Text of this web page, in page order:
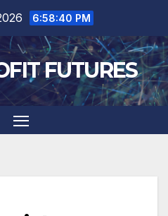
6:58:41 PM
FUTURES